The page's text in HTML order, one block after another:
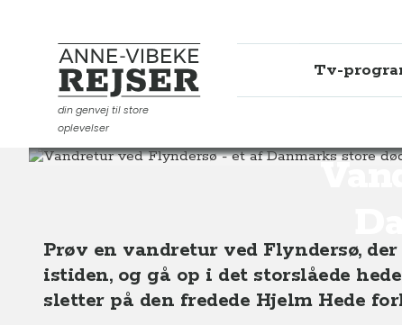
Anne-Vibeke Rejser
din genvej til store
oplevelser
Tv-
Destinationer
Prøv en vandretur ved Flyndersø,
istiden, og gå op i det storslåede
sletter på den fredede Hjelm Hede